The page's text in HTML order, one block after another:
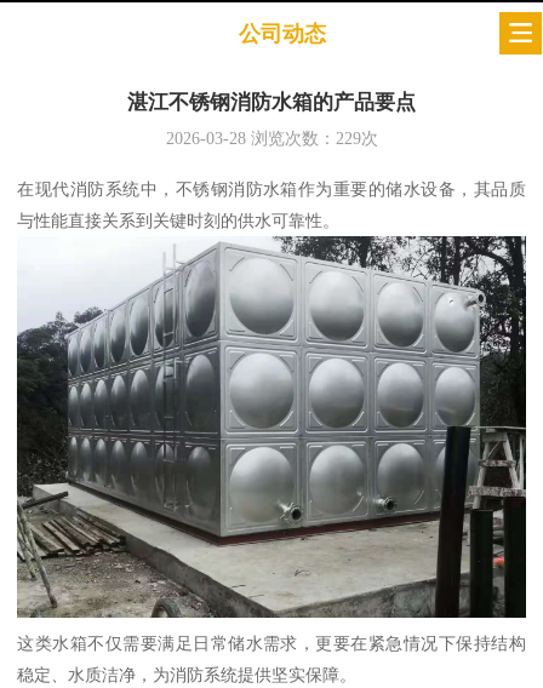
公司动态
湛江不锈钢消防水箱的产品要点
2026-03-28浏览次数： 229次
在现代消防系统中，不锈钢消防水箱作为重要的储水设备，其品质
与性能直接关系到关键时刻的供水可靠性。
这类水箱不仅需要满足日常储水需求，更要在紧急情况下保持结构
稳定、水质洁净，为消防系统提供坚实保障。